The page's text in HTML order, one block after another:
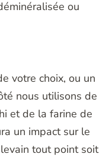
ou
votre choix, ou un
nous utilisons de
et de la farine de
un impact sur le
tout point soit